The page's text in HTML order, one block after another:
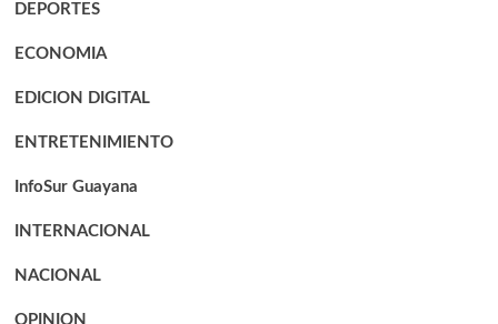
DEPORTES
ECONOMIA
EDICION DIGITAL
ENTRETENIMIENTO
InfoSur Guayana
INTERNACIONAL
NACIONAL
OPINION